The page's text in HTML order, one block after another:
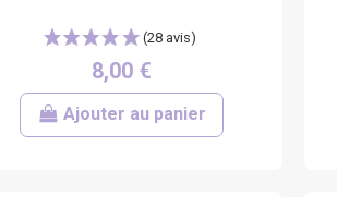
8,00 €
Ajouter au panier